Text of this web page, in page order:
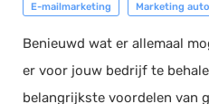
E-mailmarketing Marketing
Benieuwd wat er allemaal
er voor jouw bedrijf te
belangrijkste voordelen van